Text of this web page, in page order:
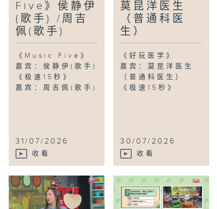
Five》侯静伊
(歌手) /周吉
佩(歌手)
《Music Five》
嘉宾：侯静伊(歌手)
《极速15秒》
嘉宾：周吉佩(歌手)
31/07/2026
收看
莫昆洋医生
（普通科医
生）
《好玩医学》
嘉宾：莫昆洋医生
（普通科医生）
《极速15秒》
30/07/2026
收看